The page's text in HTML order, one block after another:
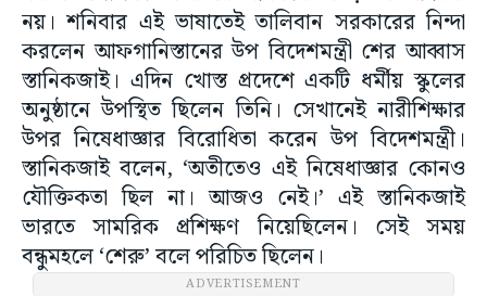
নয়। শনিবার এই ভাষাতেই তালিবান সরকারের নিন্দা
করলেন আফগানিস্তানের উপ বিদেশমন্ত্রী শের আব্বাস
স্তানিকজাই। এদিন খোস্ত প্রদেশে একটি ধর্মীয় স্কুলের
অনুষ্ঠানে উপস্থিত ছিলেন তিনি। সেখানেই নারীশিক্ষার
উপর নিষেধাজ্ঞার বিরোধিতা করেন উপ বিদেশমন্ত্রী।
স্তানিকজাই বলেন, ‘অতীতেও এই নিষেধাজ্ঞার কোনও
যৌক্তিকতা ছিল না। আজও নেই।’ এই স্তানিকজাই
ভারতে সামরিক প্রশিক্ষণ নিয়েছিলেন। সেই সময়
বন্ধুমহলে ‘শেরু’ বলে পরিচিত ছিলেন।
ADVERTISEMENT